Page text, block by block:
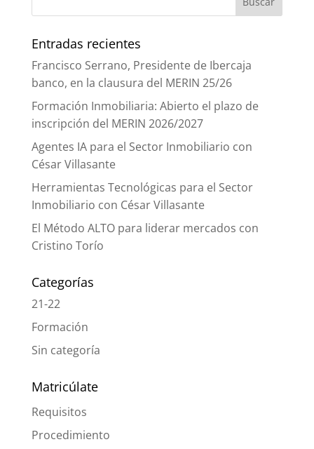
Entradas recientes
Francisco Serrano, Presidente de Ibercaja
banco, en la clausura del MERIN 25/26
Formación Inmobiliaria: Abierto el plazo de
inscripción del MERIN 2026/2027
Agentes IA para el Sector Inmobiliario con
César Villasante
Herramientas Tecnológicas para el Sector
Inmobiliario con César Villasante
El Método ALTO para liderar mercados con
Cristino Torío
Categorías
21-22
Formación
Sin categoría
Matricúlate
Requisitos
Procedimiento